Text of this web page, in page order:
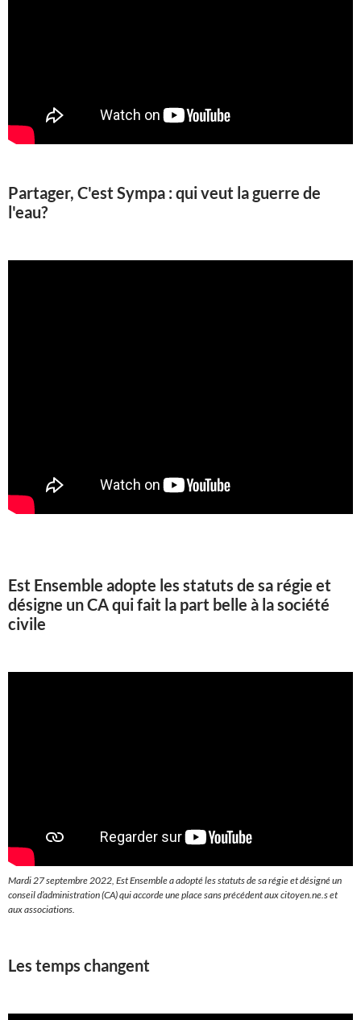
Partager, C'est Sympa : qui veut la guerre de
l'eau?
Est Ensemble adopte les statuts de sa régie et
désigne un CA qui fait la part belle à la société
civile
Mardi 27 septembre 2022, Est Ensemble a adopté les statuts de sa régie et désigné un
conseil d’administration (CA) qui accorde une place sans précédent aux citoyen.ne.s et
aux associations.
Les temps changent